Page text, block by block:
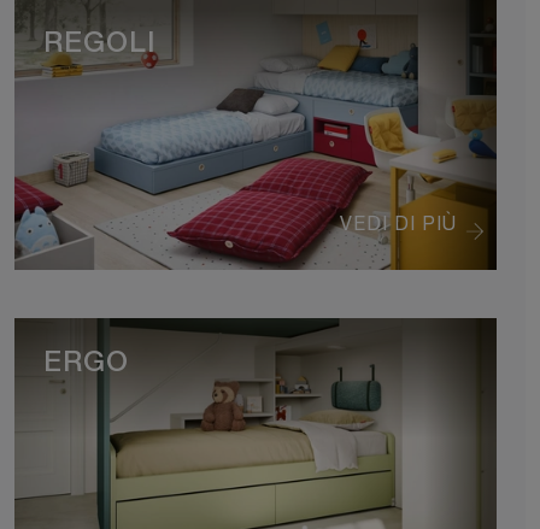
VEDI DI PIÙ
REGOLI
ERGO